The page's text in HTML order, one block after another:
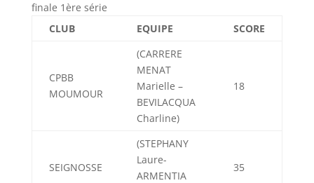
finale 1ère série
CLUB
EQUIPE SCORE
CPBB
MOUMOUR
(CARRERE
MENAT
Marielle –
BEVILACQUA
Charline)
18
SEIGNOSSE
(STEPHANY
Laure-
ARMENTIA
35